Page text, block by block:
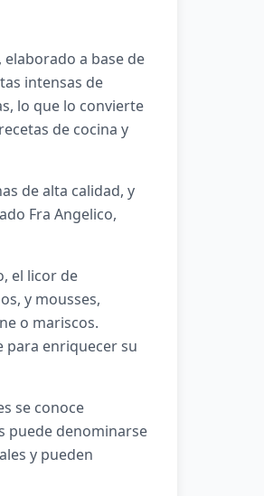
a base de
intensas de
lo que lo convierte
de cocina y
de alta calidad, y
Fra Angelico,
el licor de
y mousses,
o mariscos.
para enriquecer su
se conoce
puede denominarse
y pueden